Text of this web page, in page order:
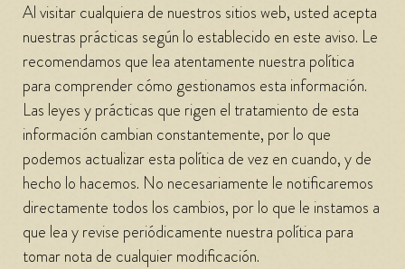
Al visitar cualquiera de nuestros sitios web, usted acepta
nuestras prácticas según lo establecido en este aviso. Le
recomendamos que lea atentamente nuestra política
para comprender cómo gestionamos esta información.
Las leyes y prácticas que rigen el tratamiento de esta
información cambian constantemente, por lo que
podemos actualizar esta política de vez en cuando, y de
hecho lo hacemos. No necesariamente le notificaremos
directamente todos los cambios, por lo que le instamos a
que lea y revise periódicamente nuestra política para
tomar nota de cualquier modificación.